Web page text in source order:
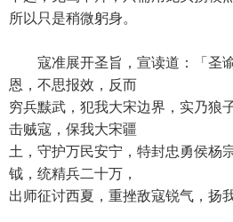
所以只是稍微躬身。
寇准展开圣旨，宣读道：「圣谕
恩，不思报效，反而
穷兵黩武，犯我大宋边界，实乃狼
击贼寇，保我大宋疆
土，守护万民安宁，特封忠勇侯杨
钺，统精兵二十万，
出师征讨西夏，重挫敌寇锐气，扬